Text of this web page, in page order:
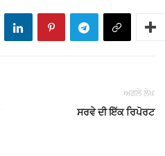
ਅਗਲੇ ਲੇਖ
ਸਰਵੇ ਦੀ ਇੱਕ ਰਿਪੋਰਟ